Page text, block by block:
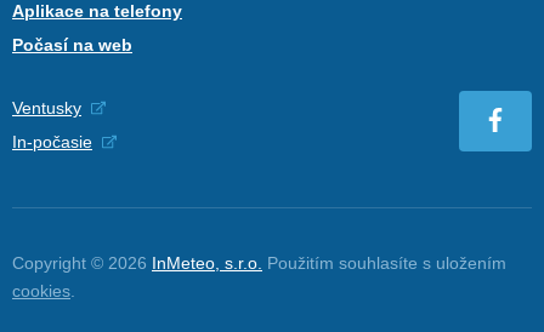
Aplikace na telefony
Počasí na web
Ventusky
In-počasie
Copyright © 2026 InMeteo, s.r.o. Použitím souhlasíte s uložením
cookies